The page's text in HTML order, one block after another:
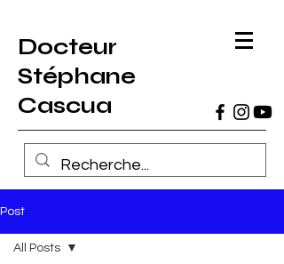
Docteur
Stéphane
Cascua
Post
All Posts